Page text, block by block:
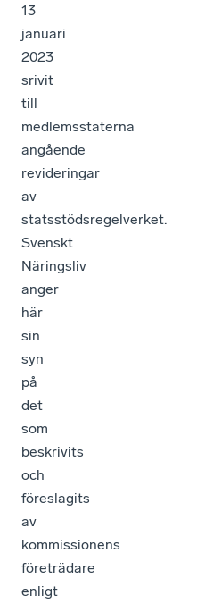
13
januari
2023
srivit
till
medlemsstaterna
angående
revideringar
av
statsstödsregelverket.
Svenskt
Näringsliv
anger
här
sin
syn
på
det
som
beskrivits
och
föreslagits
av
kommissionens
företrädare
enligt